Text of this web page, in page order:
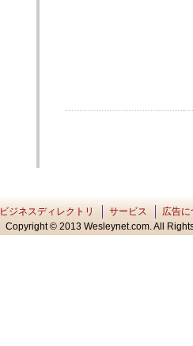
ビジネスディレクトリ サービス
広告に
Copyright © 2013 Wesleynet.com. All